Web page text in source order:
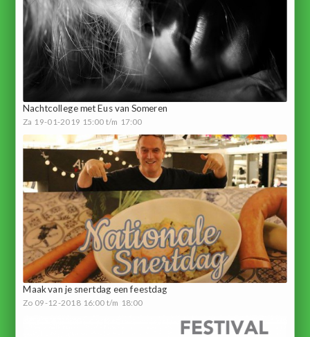
Nachtcollege met Eus van Someren
Za 19-01-2019 15:00 t/m 17:00
Maak van je snertdag een feestdag
Zo 09-12-2018 16:00 t/m 18:00